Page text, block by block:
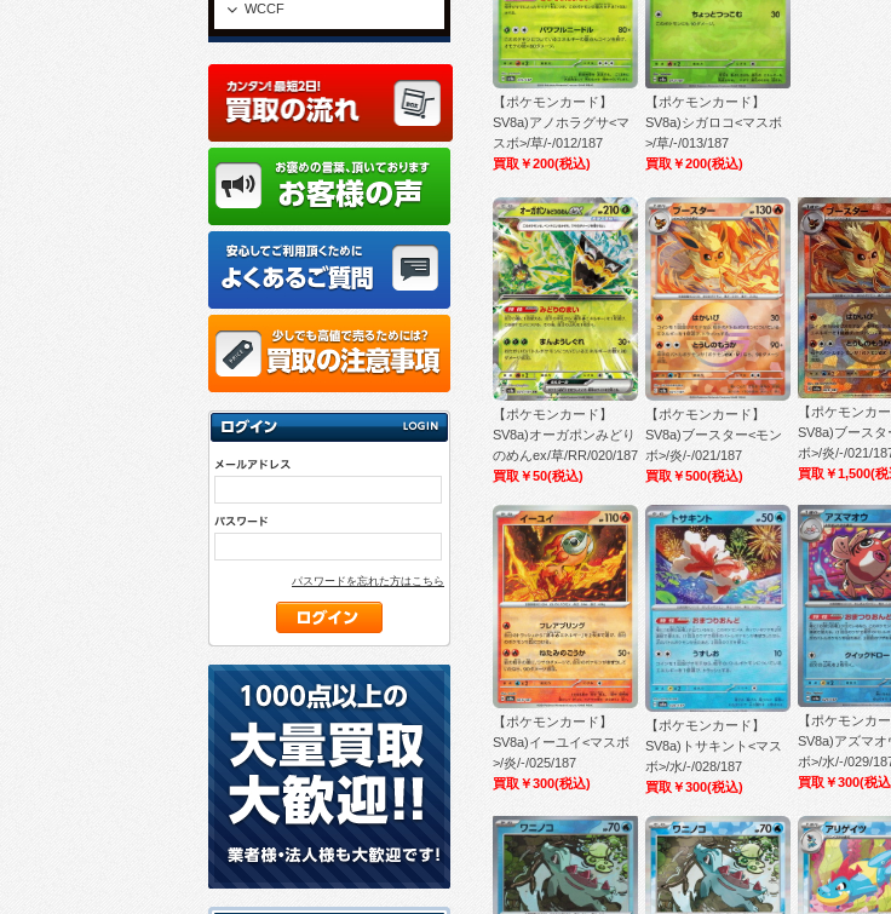
【ポケモンカード】
SV8a)アノホラグサ<マ
スボ>/草/-/012/187
買取￥200(税込)
【ポケモンカード】
SV8a)シガロコ<マスボ
>/草/-/013/187
買取￥200(税込)
【ポケモンカード】
SV8a)オーガポンみどり
のめんex/草/RR/020/187
買取￥50(税込)
【ポケモンカード】
SV8a)ブースター<モン
ボ>/炎/-/021/187
買取￥500(税込)
【ポケモンカー
SV8a)ブースタ
ボ>/炎/-/021/
買取￥1,500(税
【ポケモンカード】
SV8a)イーユイ<マスボ
>/炎/-/025/187
買取￥300(税込)
【ポケモンカード】
SV8a)トサキント<マス
ボ>/水/-/028/187
買取￥300(税込)
【ポケモンカー
SV8a)アズマオ
ボ>/水/-/029/
買取￥300(税
WCCF
パスワードを忘れた方はこちら